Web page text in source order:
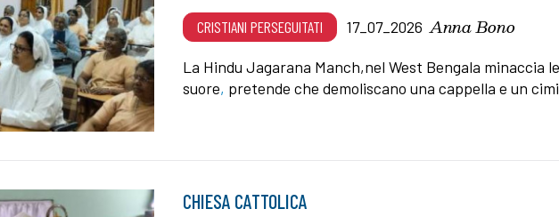
CRISTIANI PERSEGUITATI 17_07_2026 Anna Bono
La Hindu Jagarana Manch,nel West Bengala minaccia
suore, pretende che demoliscano una cappella e un
CHIESA CATTOLICA